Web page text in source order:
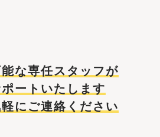
な専任スタッフが
ートいたします
にご連絡ください